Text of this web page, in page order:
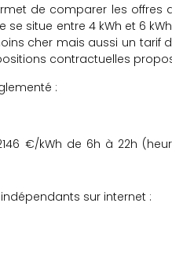
de comparer les offres
situe entre 4 kWh et 6
cher mais aussi un tarif
contractuelles
:
€/kWh de 6h à 22h
sur internet :